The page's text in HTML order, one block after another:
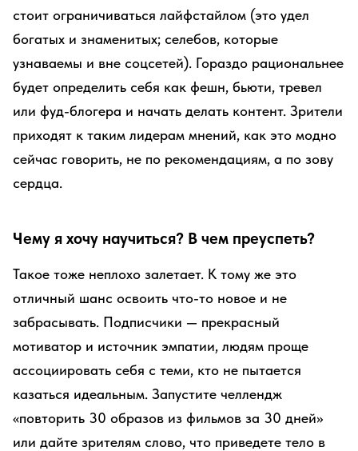
стоит ограничиваться лайфстайлом (это удел
богатых и знаменитых; селебов, которые
узнаваемы и вне соцсетей). Гораздо рациональнее
будет определить себя как фешн, бьюти, тревел
или фуд-блогера и начать делать контент. Зрители
приходят к таким лидерам мнений, как это модно
сейчас говорить, не по рекомендациям, а по зову
сердца.
Чему я хочу научиться? В чем преуспеть?
Такое тоже неплохо залетает. К тому же это
отличный шанс освоить что-то новое и не
забрасывать. Подписчики — прекрасный
мотиватор и источник эмпатии, людям проще
ассоциировать себя с теми, кто не пытается
казаться идеальным. Запустите челлендж
«повторить 30 образов из фильмов за 30 дней»
или дайте зрителям слово, что приведете тело в